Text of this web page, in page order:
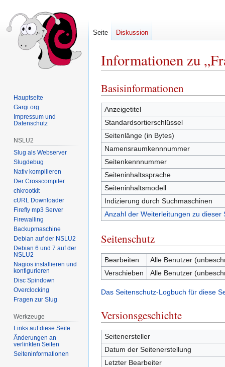
Informationen zu
Zur
Navigation
springen
Zur
Suche
springen
Basisinformationen
Anzeigetitel
Standardsortierschlüssel
Seitenlänge (in Bytes)
Namensraumkennnummer
Seitenkennnummer
Seiteninhaltssprache
Seiteninhaltsmodell
Indizierung durch Suchmaschinen
Anzahl der Weiterleitungen zu dieser
Seitenschutz
Bearbeiten
Alle Benutzer
Verschieben
Alle Benutzer
Das Seitenschutz-Logbuch für diese
Versionsgeschichte
Seitenersteller
Datum der Seitenerstellung
Letzter Bearbeiter
Seite Diskussion
Hauptseite
Gargi.org
Impressum und
Datenschutz
NSLU2
Slug als Webserver
Slugdebug
Nativ kompilieren
Der Crosscompiler
chkrootkit
cURL Downloader
Firefly mp3 Server
Firewalling
Backupmaschine
Debian auf der NSLU2
Debian 6 und 7 auf der
NSLU2
Nagios installieren und
konfigurieren
Disc Spindown
Overclocking
Fragen zur Slug
Werkzeuge
Links auf diese Seite
Änderungen an
verlinkten Seiten
Seiten­­informationen